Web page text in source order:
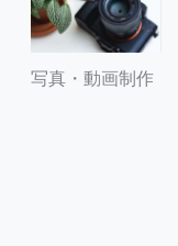
写真・動画制作